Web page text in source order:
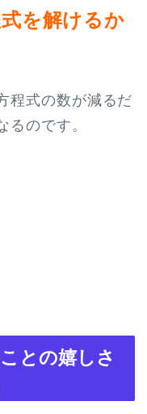
を解けるか
程式の数が減るだ
るのです。
との嬉しさ